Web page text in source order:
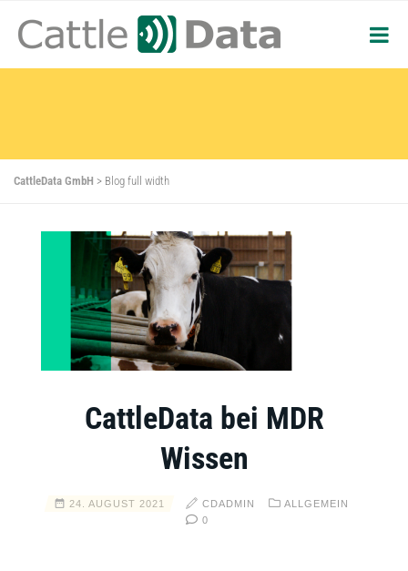
CattleData GmbH > Blog full width
CattleData bei MDR
Wissen
24. AUGUST 2021 CDADMIN
ALLGEMEIN
0